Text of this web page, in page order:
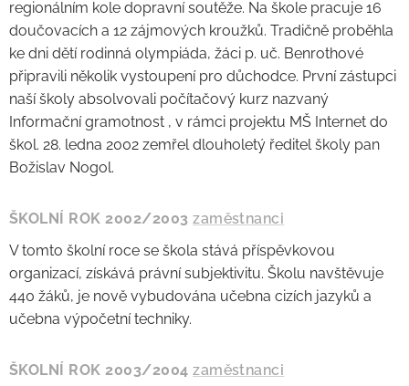
regionálním kole dopravní soutěže. Na škole pracuje 16
doučovacích a 12 zájmových kroužků. Tradičně proběhla
ke dni dětí rodinná olympiáda, žáci p. uč. Benrothové
připravili několik vystoupení pro důchodce. První zástupci
naší školy absolvovali počítačový kurz nazvaný
Informační gramotnost , v rámci projektu MŠ Internet do
škol. 28. ledna 2002 zemřel dlouholetý ředitel školy pan
Božislav Nogol.
ŠKOLNÍ ROK 2002/2003zaměstnanci
V tomto školní roce se škola stává příspěvkovou
organizací, získává právní subjektivitu. Školu navštěvuje
440 žáků, je nově vybudována učebna cizích jazyků a
učebna výpočetní techniky.
ŠKOLNÍ ROK 2003/2004zaměstnanci